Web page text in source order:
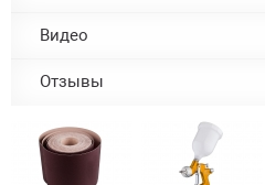
Видео
Отзывы